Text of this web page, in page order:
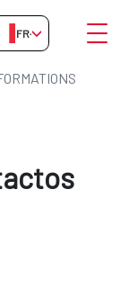
FR-FR